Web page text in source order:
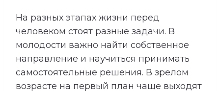
На разных этапах жизни перед
человеком стоят разные задачи. В
молодости важно найти собственное
направление и научиться принимать
самостоятельные решения. В зрелом
возрасте на первый план чаще выходят